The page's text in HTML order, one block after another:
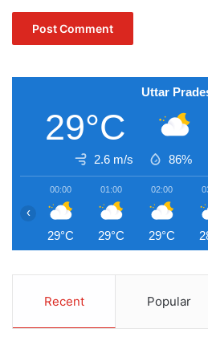
Uttar
29°C
2.6 m/s 86%
00:00
29°C
01:00
29°C
02:00
29°C
‹
Recent Popular